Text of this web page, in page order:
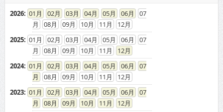
2026: 01 02 03 04 05 06
07
08
09 10 11
12
2025: 01 02 03 04 05 06
07
08
09 10 11
12
2024: 01 02 03 04 05 06
07
08
09 10 11
12
2023: 01 02 03 04 05 06
07
08
09 10 11
12